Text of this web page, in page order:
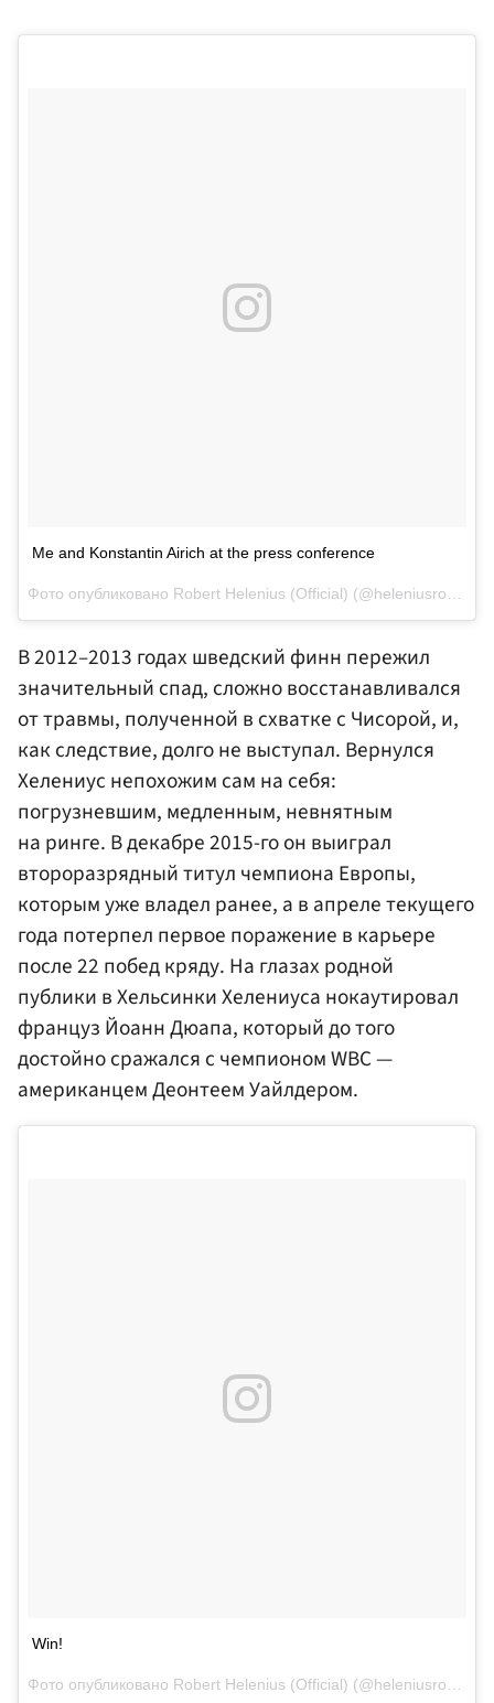
Me and Konstantin Airich at the press conference
Фото опубликовано Robert Helenius (Official) (@heleniusrobert)
В 2012–2013 годах шведский финн пережил
значительный спад, сложно восстанавливался
от травмы, полученной в схватке с Чисорой, и,
как следствие, долго не выступал. Вернулся
Хелениус непохожим сам на себя:
погрузневшим, медленным, невнятным
на ринге. В декабре 2015-го он выиграл
второразрядный титул чемпиона Европы,
которым уже владел ранее, а в апреле текущего
года потерпел первое поражение в карьере
после 22 побед кряду. На глазах родной
публики в Хельсинки Хелениуса нокаутировал
француз Йоанн Дюапа, который до того
достойно сражался с чемпионом WBC —
американцем Деонтеем Уайлдером.
Win!